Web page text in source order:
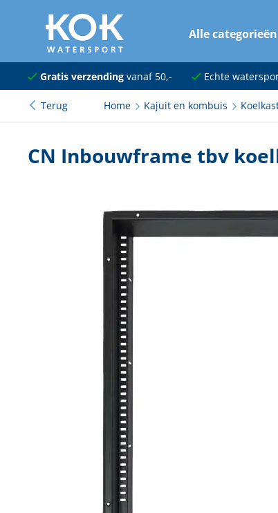
naar hoofdinhoud
Alle categorieën
Navigatie
Dekuitrusting
Kleding en schoenen
Sanitair
Kajuit en kombuis
Techniek en motor
Tuigage en dekbeslag
Veiligheid
Boten, toebehoren en fun
Meubels en lifestyle
Gratis verzendingvanaf 50,- Echte
Terug Home Kajuit en kombuis
CN Inbouwframe tbv